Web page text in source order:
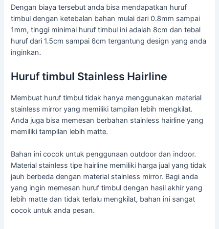
Dengan biaya tersebut anda bisa mendapatkan huruf
timbul dengan ketebalan bahan mulai dari 0.8mm sampai
1mm, tinggi minimal huruf timbul ini adalah 8cm dan tebal
huruf dari 1.5cm sampai 6cm tergantung design yang anda
inginkan.
Huruf timbul Stainless Hairline
Membuat huruf timbul tidak hanya menggunakan material
stainless mirror yang memiliki tampilan lebih mengkilat.
Anda juga bisa memesan berbahan stainless hairline yang
memiliki tampilan lebih matte.
Bahan ini cocok untuk penggunaan outdoor dan indoor.
Material stainless tipe hairline memiliki harga jual yang tidak
jauh berbeda dengan material stainless mirror. Bagi anda
yang ingin memesan huruf timbul dengan hasil akhir yang
lebih matte dan tidak terlalu mengkilat, bahan ini sangat
cocok untuk anda pesan.